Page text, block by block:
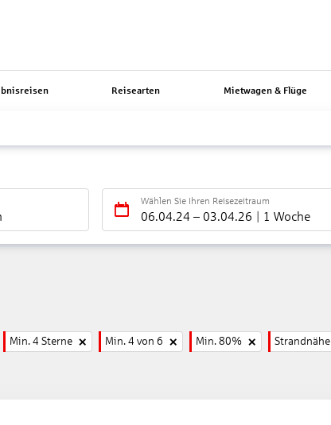
Reisearten Mietwagen & Flüge
Wählen Sie Ihren Reisezeitraum
06.04.24 – 03.04.26 1 Woche
Min. 4 Sterne Min. 4 von 6 Min. 80% Strandnähe